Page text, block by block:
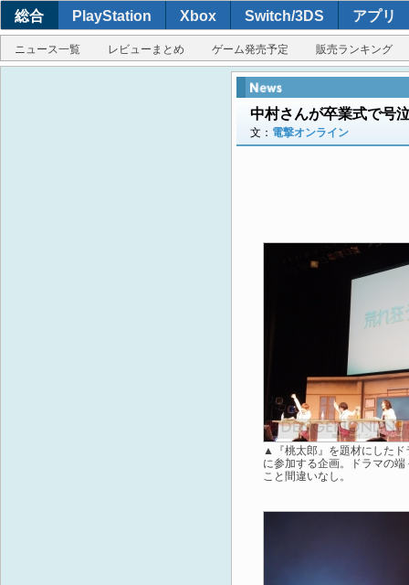
総合 PlayStation Xbox Switch/3DS アプリ
ニュース一覧 レビューまとめ ゲーム発売予定 販売ランキング
中村さんが卒業式で号
文： 電撃オンライン
▲『桃太郎』を題材にしたド
に参加する企画。ドラマの
こと間違いなし。